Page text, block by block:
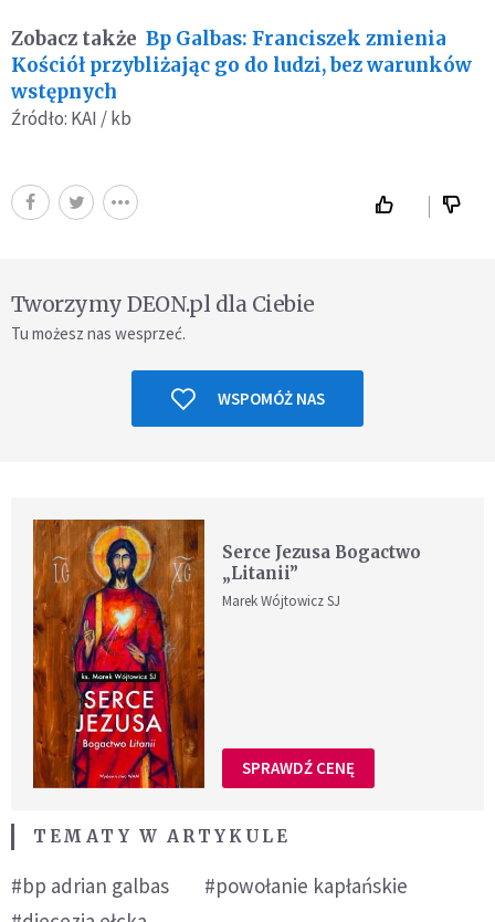
Zobacz także Bp Galbas: Franciszek zmienia
Kościół przybliżając go do ludzi, bez warunków
wstępnych
Źródło: KAI / kb
Tworzymy DEON.pl dla Ciebie
Tu możesz nas wesprzeć.
WSPOMÓŻ NAS
Serce Jezusa Bogactwo
„Litanii”
Marek Wójtowicz SJ
SPRAWDŹ CENĘ
TEMATY W ARTYKULE
#bp adrian galbas
#powołanie kapłańskie